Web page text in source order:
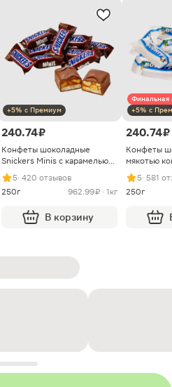
+5% с Премиум
240.74 ₽
Конфеты шоколадные
Snickers Minis с карамелью
арахисом и нугой
5· 420 отзывов
250г
962.99 ₽ · 1кг
В корзину
Финальная
+5% с
240.74 ₽
Конфеты
мякотью
5· 581
250г